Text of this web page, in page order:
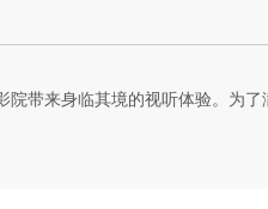
带来身临其境的视听体验。为了